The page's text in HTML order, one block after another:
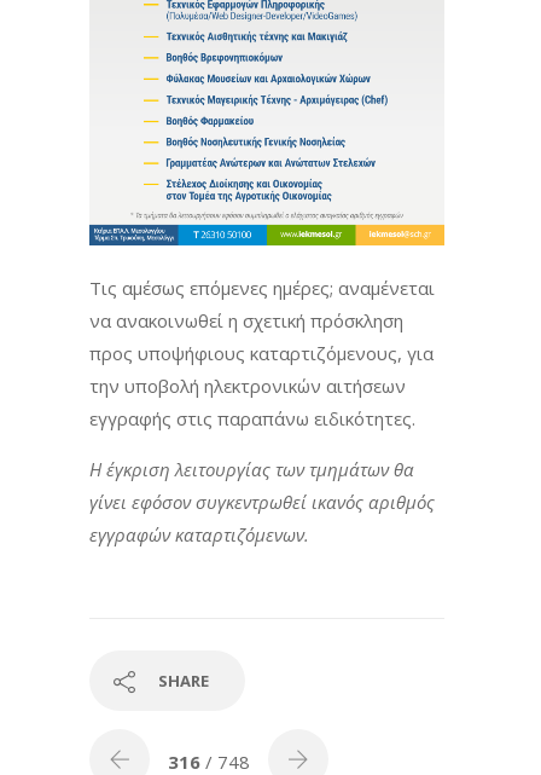
Τις αμέσως επόμενες ημέρες; αναμένεται
να ανακοινωθεί η σχετική πρόσκληση
προς υποψήφιους καταρτιζόμενους, για
την υποβολή ηλεκτρονικών αιτήσεων
εγγραφής στις παραπάνω ειδικότητες.
Η έγκριση λειτουργίας των τμημάτων θα
γίνει εφόσον συγκεντρωθεί ικανός αριθμός
εγγραφών καταρτιζόμενων.
SHARE
316 / 748